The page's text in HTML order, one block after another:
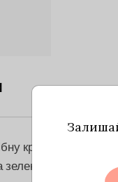
крихту, підсушити
субстанція, що